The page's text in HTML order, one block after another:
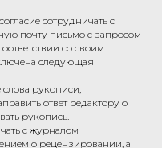
сотрудничать с
почту письмо с запросом
со своим
следующая
рукописи;
ответ редактору о
рукопись.
с журналом
о рецензировании, а